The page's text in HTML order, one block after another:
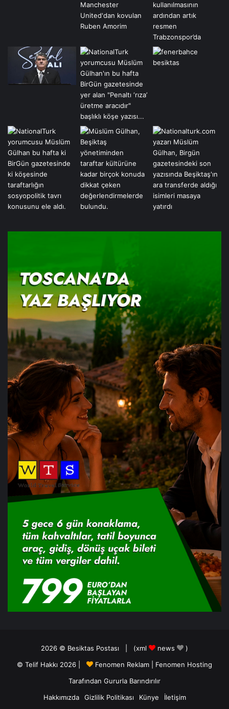
2026 © Besiktas Postası | (xml news
)
© Telif Hakkı 2026 |
Fenomen Reklam
Fenomen Hosting
Tarafından Gururla Barındırılır
Hakkımızda
Gizlilik Politikası Künye İletişim